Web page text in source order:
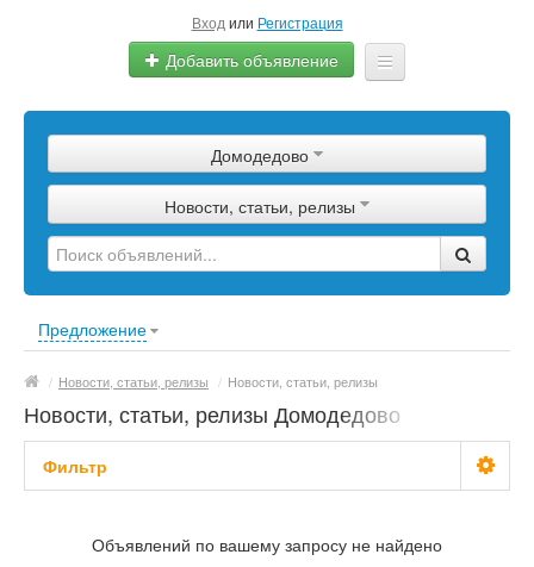
Вход или Регистрация
Добавить объявление
Сырье
Изделия
Оборудование
Домодедово
Новости, статьи, релизы
Предложение
/ Новости, статьи, релизы / Новости, статьи, релизы
Новости, статьи, релизы Домодедово
Фильтр
Частные
Объявлений по вашему запросу не найдено